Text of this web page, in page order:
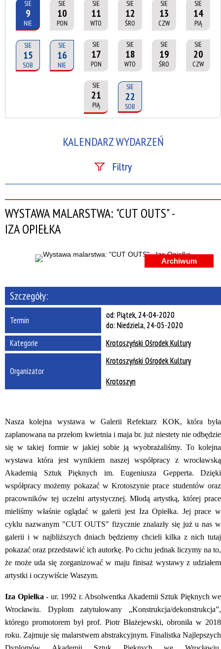
SIE
9
NIE
SIE
10
PON
SIE
11
WTO
SIE
12
ŚRO
SIE
13
CZW
SIE
14
PIĄ
SIE
15
SOB
SIE
16
NIE
SIE
17
PON
SIE
18
WTO
SIE
19
ŚRO
SIE
20
CZW
SIE
21
PIĄ
SIE
22
SOB
KALENDARZ WYDARZEŃ
Filtry
Szukana fraza
Kategoria
—
Promowane
WYSTAWA MALARSTWA: "CUT OUTS" -
IZA OPIEŁKA
Archiwum
Szczegóły:
Termin od: Piątek, 24-04-2020
do: Niedziela, 24-05-2020
Kategorie
Krotoszyński Ośrodek Kultury
Organizator
Krotoszyński Ośrodek Kultury
Krotoszyn
Nasza kolejna wystawa w Galerii Refektarz KOK, która była
zaplanowana na przełom kwietnia i maja br. już niestety nie odbędzie
się w takiej formie w jakiej sobie ją wyobrażaliśmy. To kolejna
wystawa która jest wynikiem naszej współpracy z wrocławską
Akademią Sztuk Pięknych im. Eugeniusza Gepperta. Dzięki
współpracy możemy pokazać w Krotoszynie prace studentów oraz
pracowników tej uczelni artystycznej. Młodą artystką, której prace
mieliśmy właśnie oglądać w galerii jest Iza Opiełka. Jej prace w
cyklu nazwanym "CUT OUTS" fizycznie znalazły się już u nas w
galerii i w najbliższych dniach będziemy chcieli kilka z nich tutaj
pokazać oraz przedstawić ich autorkę. Po cichu jednak liczymy na to,
że może uda się zorganizować w maju finisaż wystawy z udziałem
artystki i oczywiście Waszym.
Iza Opiełka - ur. 1992 r. Absolwentka Akademii Sztuk Pięknych we
Wrocławiu. Dyplom zatytułowany „Konstrukcja/dekonstrukcja”,
którego promotorem był prof. Piotr Błażejewski, obroniła w 2018
roku. Zajmuje się malarstwem abstrakcyjnym. Finalistka Najlepszych